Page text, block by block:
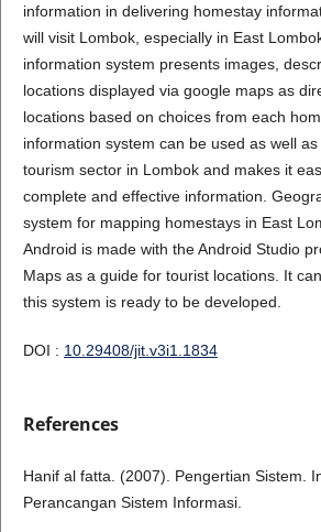
information in delivering homestay
will visit Lombok, especially in East
information system presents images,
locations displayed via google maps as
locations based on choices from each
information system can be used as well
tourism sector in Lombok and makes it
complete and effective information.
system for mapping homestays in East
Android is made with the Android Studio
Maps as a guide for tourist locations. It
this system is ready to be developed.
DOI : 10.29408/jit.v3i1.1834
References
Hanif al fatta. (2007). Pengertian Sistem.
Perancangan Sistem Informasi.